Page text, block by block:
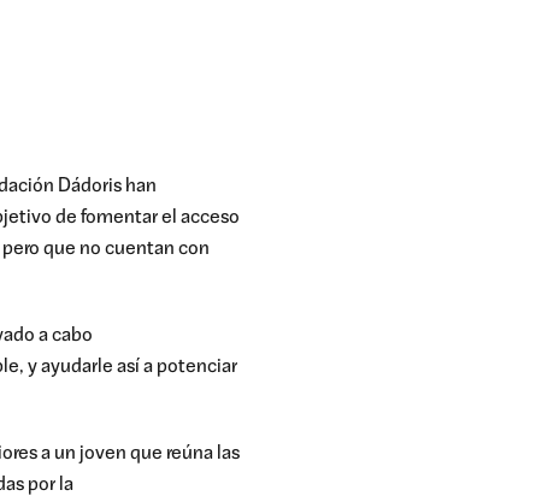
Dádoris han
de fomentar el acceso
que no cuentan con
a cabo
y ayudarle así apotenciar
a un joven que reúna las
por la